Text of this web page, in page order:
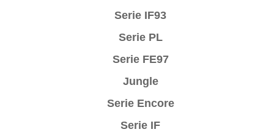
Serie IF93
Serie PL
Serie FE97
Jungle
Serie Encore
Serie IF